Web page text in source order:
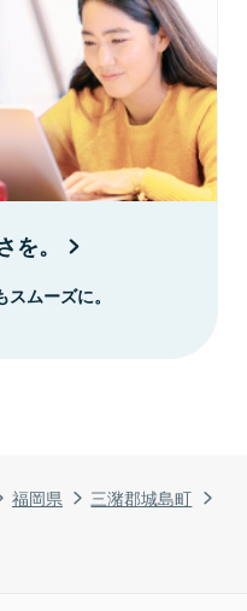
福岡県
三潴郡城島町
。
ムーズに。